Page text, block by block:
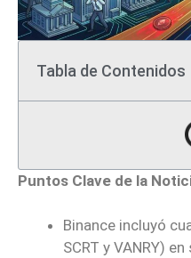
Tabla de Contenidos
Puntos Clave de la
Binance incluyó
SCRT y VANRY)